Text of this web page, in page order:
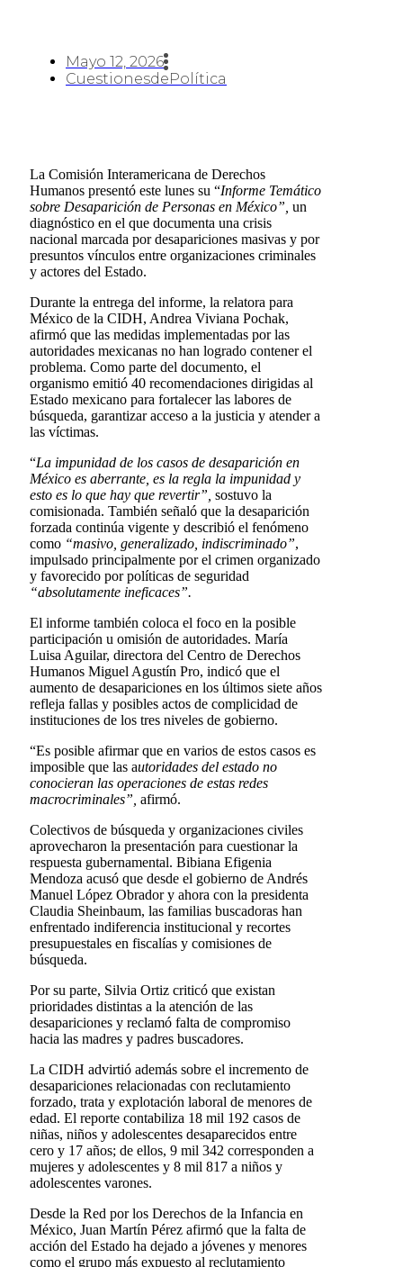
Mayo 12, 2026
CuestionesdePolítica
La Comisión Interamericana de Derechos
Humanos presentó este lunes su “Informe Temático
sobre Desaparición de Personas en México”, un
diagnóstico en el que documenta una crisis
nacional marcada por desapariciones masivas y por
presuntos vínculos entre organizaciones criminales
y actores del Estado.
Durante la entrega del informe, la relatora para
México de la CIDH, Andrea Viviana Pochak,
afirmó que las medidas implementadas por las
autoridades mexicanas no han logrado contener el
problema. Como parte del documento, el
organismo emitió 40 recomendaciones dirigidas al
Estado mexicano para fortalecer las labores de
búsqueda, garantizar acceso a la justicia y atender a
las víctimas.
“La impunidad de los casos de desaparición en
México es aberrante, es la regla la impunidad y
esto es lo que hay que revertir”, sostuvo la
comisionada. También señaló que la desaparición
forzada continúa vigente y describió el fenómeno
como “masivo, generalizado, indiscriminado”,
impulsado principalmente por el crimen organizado
y favorecido por políticas de seguridad
“absolutamente ineficaces”.
El informe también coloca el foco en la posible
participación u omisión de autoridades. María
Luisa Aguilar, directora del Centro de Derechos
Humanos Miguel Agustín Pro, indicó que el
aumento de desapariciones en los últimos siete años
refleja fallas y posibles actos de complicidad de
instituciones de los tres niveles de gobierno.
“Es posible afirmar que en varios de estos casos es
imposible que las autoridades del estado no
conocieran las operaciones de estas redes
macrocriminales”, afirmó.
Colectivos de búsqueda y organizaciones civiles
aprovecharon la presentación para cuestionar la
respuesta gubernamental. Bibiana Efigenia
Mendoza acusó que desde el gobierno de Andrés
Manuel López Obrador y ahora con la presidenta
Claudia Sheinbaum, las familias buscadoras han
enfrentado indiferencia institucional y recortes
presupuestales en fiscalías y comisiones de
búsqueda.
Por su parte, Silvia Ortiz criticó que existan
prioridades distintas a la atención de las
desapariciones y reclamó falta de compromiso
hacia las madres y padres buscadores.
La CIDH advirtió además sobre el incremento de
desapariciones relacionadas con reclutamiento
forzado, trata y explotación laboral de menores de
edad. El reporte contabiliza 18 mil 192 casos de
niñas, niños y adolescentes desaparecidos entre
cero y 17 años; de ellos, 9 mil 342 corresponden a
mujeres y adolescentes y 8 mil 817 a niños y
adolescentes varones.
Desde la Red por los Derechos de la Infancia en
México, Juan Martín Pérez afirmó que la falta de
acción del Estado ha dejado a jóvenes y menores
como el grupo más expuesto al reclutamiento